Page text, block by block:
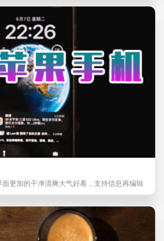
面更加的干净清爽大气好看，支持信息再编辑